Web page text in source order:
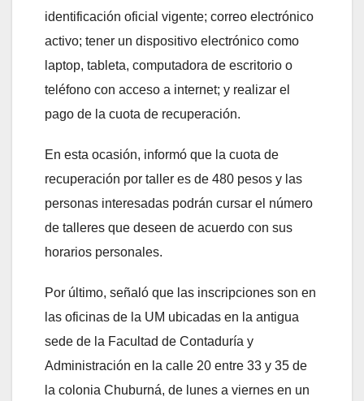
identificación oficial vigente; correo electrónico
activo; tener un dispositivo electrónico como
laptop, tableta, computadora de escritorio o
teléfono con acceso a internet; y realizar el
pago de la cuota de recuperación.
En esta ocasión, informó que la cuota de
recuperación por taller es de 480 pesos y las
personas interesadas podrán cursar el número
de talleres que deseen de acuerdo con sus
horarios personales.
Por último, señaló que las inscripciones son en
las oficinas de la UM ubicadas en la antigua
sede de la Facultad de Contaduría y
Administración en la calle 20 entre 33 y 35 de
la colonia Chuburná, de lunes a viernes en un